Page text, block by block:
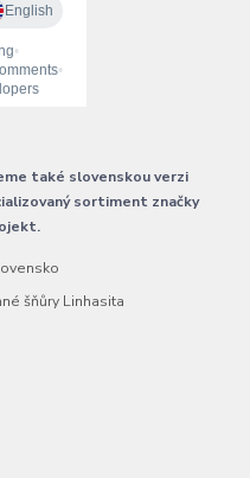
také slovenskou verzi
sortiment značky
šňůry Linhasita